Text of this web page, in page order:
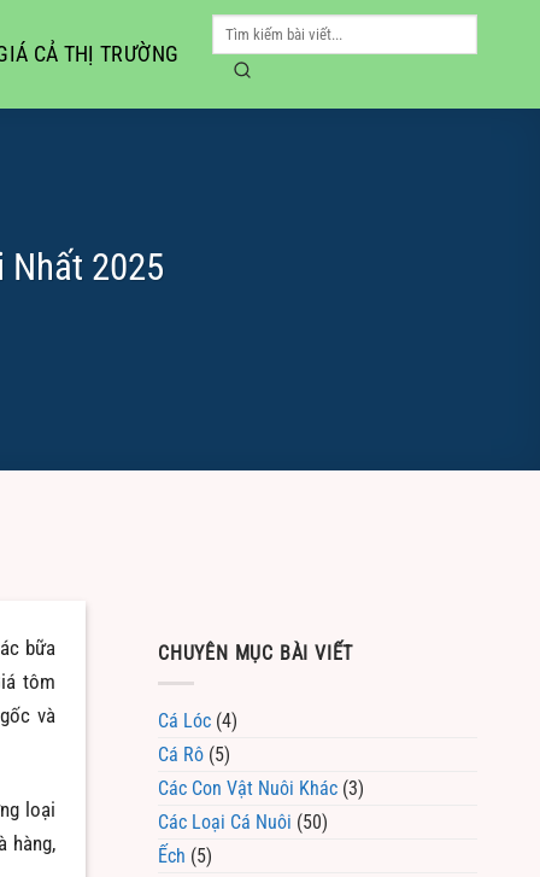
CẢ THỊ TRƯỜNG
Nhất 2025
bữa
tôm
và
loại
hàng,
CHUYÊN MỤC BÀI VIẾT
Cá Lóc (4)
Cá Rô (5)
Các Con Vật Nuôi Khác (3)
Các Loại Cá Nuôi (50)
Ếch (5)